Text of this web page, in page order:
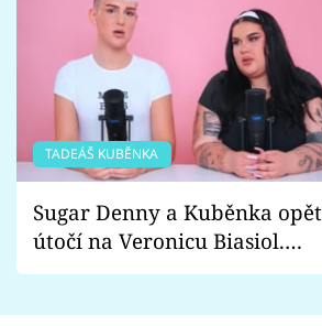
TADEÁŠ KUBĚNKA
Sugar Denny a Kuběnka opět
útočí na Veronicu Biasiol.
Proč je podle nich falešná a